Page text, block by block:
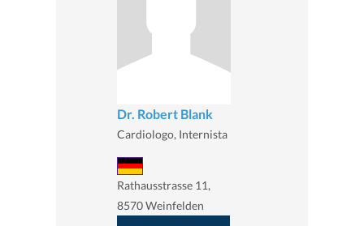
Dr. Robert Blank
Cardiologo, Internista
Rathausstrasse 11,
8570 Weinfelden